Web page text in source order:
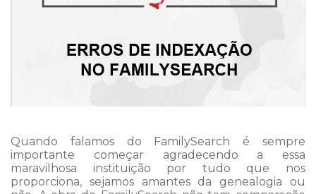
Quando falamos do FamilySearch é sempre
importante começar agradecendo a essa
maravilhosa instituição por tudo que nos
proporciona, sejamos amantes da genealogia ou